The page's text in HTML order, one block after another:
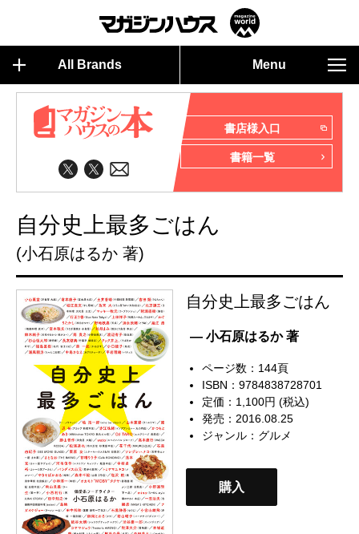
All Brands Menu
書店様入口
書籍一覧
自分史上最多ごはん
(小石原はるか 著)
自分史上最多ごはん
— 小石原はるか 著
ページ数：144頁
ISBN：9784838728701
定価：1,100円 (税込)
発売：2016.08.25
ジャンル： グルメ
購入